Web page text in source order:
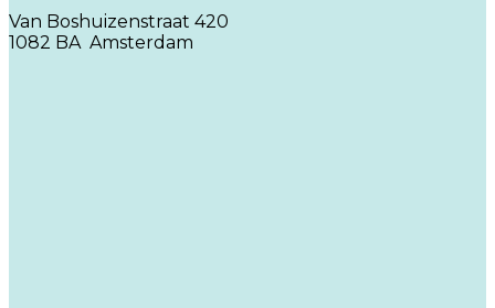
Van Boshuizenstraat 420
1082 BA Amsterdam